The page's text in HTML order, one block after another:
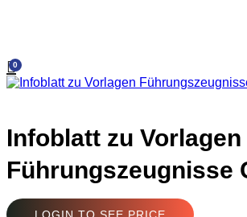
0
Infoblatt zu Vorlagen
Führungszeugnisse
LOGIN TO SEE PRICE